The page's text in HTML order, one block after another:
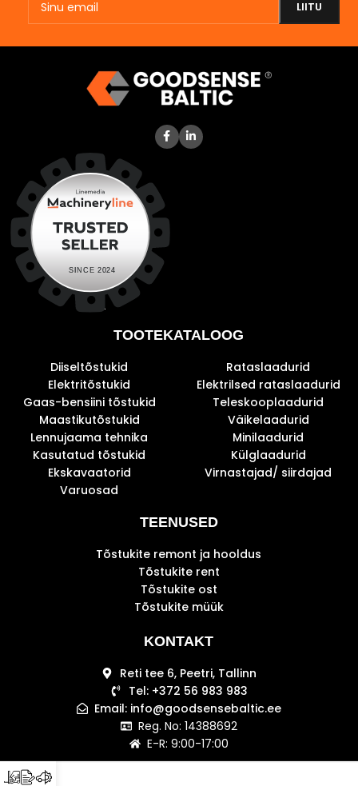
TOOTEKATALOOG
Diiseltõstukid
Elektritõstukid
Gaas-bensiini tõstukid
Maastikutõstukid
Lennujaama tehnika
Kasutatud tõstukid
Ekskavaatorid
Varuosad
Rataslaadurid
Elektrilsed rataslaadurid
Teleskooplaadurid
Väikelaadurid
Minilaadurid
Külglaadurid
Virnastajad/ siirdajad
TEENUSED
Tõstukite remont ja hooldus
Tõstukite rent
Tõstukite ost
Tõstukite müük
KONTAKT
Reti tee 6, Peetri, Tallinn
Tel: +372 56 983 983
Email: info@goodsensebaltic.ee
Reg. No: 14388692
E-R: 9:00-17:00